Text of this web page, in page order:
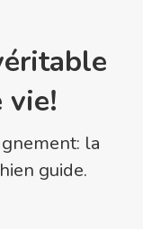
vie!
la
guide.